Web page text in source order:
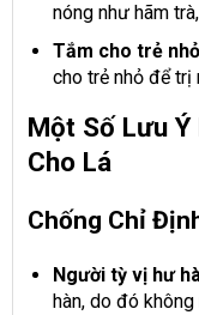
nóng như hãm
Tắm cho trẻ
cho trẻ nhỏ để trị
Một Số Lưu Ý
Cho Lá
Chống Chỉ
Người tỳ vị hư
hàn, do đó